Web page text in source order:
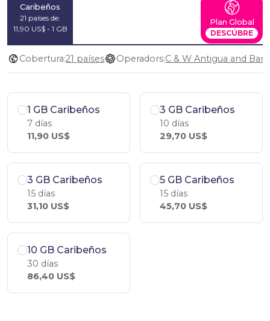
Caribeños
21 países de:
11,90 US$ - 1 GB
Plan Global
DESCÚBRE
Cobertura:21 países Operadors:
1 GB Caribeños
7 días
11,90 US$
3 GB Caribeños
10 días
29,70 US$
3 GB Caribeños
15 días
31,10 US$
5 GB Caribeños
15 días
45,70 US$
10 GB Caribeños
30 días
86,40 US$